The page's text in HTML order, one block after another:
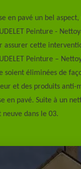
en pavé un bel
Peinture -
assurer cette
Peinture –
soient éliminées de
et des produits
en pavé. Suite à un
dans le 03.